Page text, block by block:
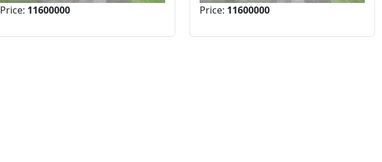
Price: 11600000 Price: 11600000